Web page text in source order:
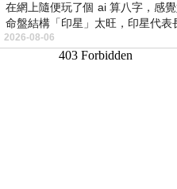
在網上隨便玩了個 ai 算八字，感
命盤結構「印星」太旺，印星代
2026-08-06